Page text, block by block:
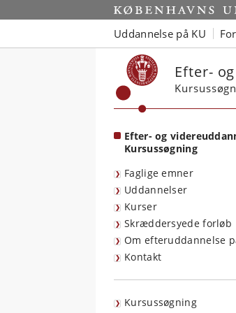
Start
Uddannelse på KU
Efter-
Efter- og
Kursussøgning
Faglige emner
Uddannelser
Kurser
Skræddersyede forløb
Om efteruddannelse
Kontakt
Kursussøgning